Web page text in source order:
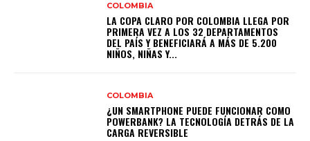
COLOMBIA
LA COPA CLARO POR COLOMBIA LLEGA POR
PRIMERA VEZ A LOS 32 DEPARTAMENTOS
DEL PAÍS Y BENEFICIARÁ A MÁS DE 5.200
NIÑOS, NIÑAS Y...
COLOMBIA
¿UN SMARTPHONE PUEDE FUNCIONAR COMO
POWERBANK? LA TECNOLOGÍA DETRÁS DE LA
CARGA REVERSIBLE